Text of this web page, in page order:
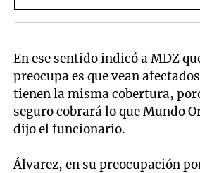
En ese sentido indicó a MDZ
preocupa es que vean
tienen la misma cobertura,
seguro cobrará lo que Mundo
dijo el funcionario.
Álvarez, en su preocupación